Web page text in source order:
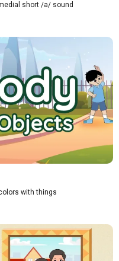
short /a/ sound
with things